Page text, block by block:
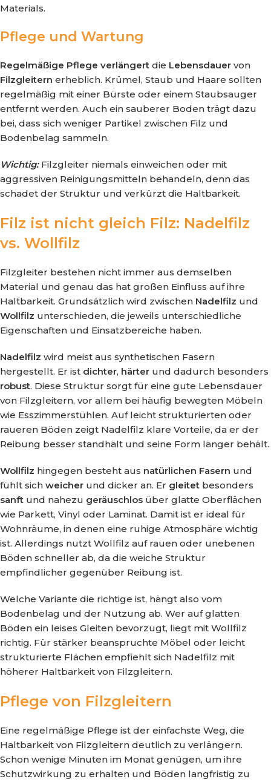
Materials.
Pflege und Wartung
Regelmäßige Pflege verlängert die Lebensdauer von
Filzgleitern erheblich. Krümel, Staub und Haare sollten
regelmäßig mit einer Bürste oder einem Staubsauger
entfernt werden. Auch ein sauberer Boden trägt dazu
bei, dass sich weniger Partikel zwischen Filz und
Bodenbelag sammeln.
Wichtig: Filzgleiter niemals einweichen oder mit
aggressiven Reinigungsmitteln behandeln, denn das
schadet der Struktur und verkürzt die Haltbarkeit.
Filz ist nicht gleich Filz: Nadelfilz
vs. Wollfilz
Filzgleiter bestehen nicht immer aus demselben
Material und genau das hat großen Einfluss auf ihre
Haltbarkeit. Grundsätzlich wird zwischen Nadelfilz und
Wollfilz unterschieden, die jeweils unterschiedliche
Eigenschaften und Einsatzbereiche haben.
Nadelfilz wird meist aus synthetischen Fasern
hergestellt. Er ist dichter, härter und dadurch besonders
robust. Diese Struktur sorgt für eine gute Lebensdauer
von Filzgleitern, vor allem bei häufig bewegten Möbeln
wie Esszimmerstühlen. Auf leicht strukturierten oder
raueren Böden zeigt Nadelfilz klare Vorteile, da er der
Reibung besser standhält und seine Form länger behält.
Wollfilz hingegen besteht aus natürlichen Fasern und
fühlt sich weicher und dicker an. Er gleitet besonders
sanft und nahezu geräuschlos über glatte Oberflächen
wie Parkett, Vinyl oder Laminat. Damit ist er ideal für
Wohnräume, in denen eine ruhige Atmosphäre wichtig
ist. Allerdings nutzt Wollfilz auf rauen oder unebenen
Böden schneller ab, da die weiche Struktur
empfindlicher gegenüber Reibung ist.
Welche Variante die richtige ist, hängt also vom
Bodenbelag und der Nutzung ab. Wer auf glatten
Böden ein leises Gleiten bevorzugt, liegt mit Wollfilz
richtig. Für stärker beanspruchte Möbel oder leicht
strukturierte Flächen empfiehlt sich Nadelfilz mit
höherer Haltbarkeit von Filzgleitern.
Pflege von Filzgleitern
Eine regelmäßige Pflege ist der einfachste Weg, die
Haltbarkeit von Filzgleitern deutlich zu verlängern.
Schon wenige Minuten im Monat genügen, um ihre
Schutzwirkung zu erhalten und Böden langfristig zu